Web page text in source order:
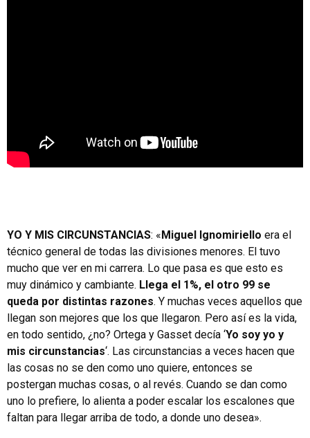
YO Y MIS CIRCUNSTANCIAS: «Miguel Ignomiriello era el
técnico general de todas las divisiones menores. El tuvo
mucho que ver en mi carrera. Lo que pasa es que esto es
muy dinámico y cambiante. Llega el 1%, el otro 99 se
queda por distintas razones. Y muchas veces aquellos que
llegan son mejores que los que llegaron. Pero así es la vida,
en todo sentido, ¿no? Ortega y Gasset decía ‘Yo soy yo y
mis circunstancias‘. Las circunstancias a veces hacen que
las cosas no se den como uno quiere, entonces se
postergan muchas cosas, o al revés. Cuando se dan como
uno lo prefiere, lo alienta a poder escalar los escalones que
faltan para llegar arriba de todo, a donde uno desea».